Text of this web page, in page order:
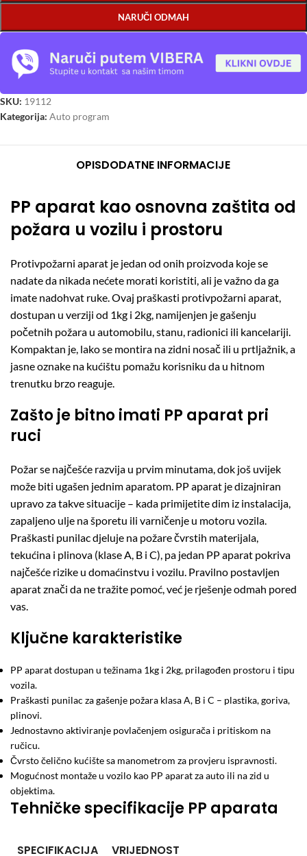
NARUČI ODMAH
SKU: 19112
Kategorija: Auto program
OPISDODATNE INFORMACIJE
PP aparat kao osnovna zaštita od
požara u vozilu i prostoru
Protivpožarni aparat je jedan od onih proizvoda koje se
nadate da nikada nećete morati koristiti, ali je važno da ga
imate nadohvat ruke. Ovaj praškasti protivpožarni aparat,
dostupan u verziji od 1kg i 2kg, namijenjen je gašenju
početnih požara u automobilu, stanu, radionici ili kancelariji.
Kompaktan je, lako se montira na zidni nosač ili u prtljažnik, a
jasne oznake na kućištu pomažu korisniku da u hitnom
trenutku brzo reaguje.
Zašto je bitno imati PP aparat pri
ruci
Požar se najčešće razvija u prvim minutama, dok još uvijek
može biti ugašen jednim aparatom. PP aparat je dizajniran
upravo za takve situacije – kada primijetite dim iz instalacija,
zapaljeno ulje na šporetu ili varničenje u motoru vozila.
Praškasti punilac djeluje na požare čvrstih materijala,
tekućina i plinova (klase A, B i C), pa jedan PP aparat pokriva
najčešće rizike u domaćinstvu i vozilu. Pravilno postavljen
aparat znači da ne tražite pomoć, već je rješenje odmah pored
vas.
Ključne karakteristike
PP aparat dostupan u težinama 1kg i 2kg, prilagođen prostoru i tipu
vozila.
Praškasti punilac za gašenje požara klasa A, B i C – plastika, goriva,
plinovi.
Jednostavno aktiviranje povlačenjem osigurača i pritiskom na
ručicu.
Čvrsto čelično kućište sa manometrom za provjeru ispravnosti.
Mogućnost montaže u vozilo kao PP aparat za auto ili na zid u
objektima.
Tehničke specifikacije PP aparata
SPECIFIKACIJA VRIJEDNOST